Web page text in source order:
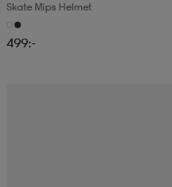
Skate Mips Helmet
499:-